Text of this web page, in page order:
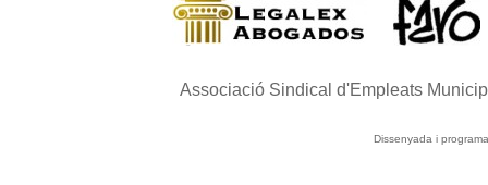
Associació Sindical d'Empleats
Dissenyada i